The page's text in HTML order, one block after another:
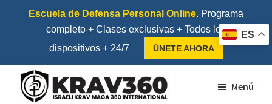
página
Escuela de Defensa Personal Online. Programa
completo + Clases exclusivas + Todos los
dispositivos + 24/7
ÚNETE AHORA
Menú
ES